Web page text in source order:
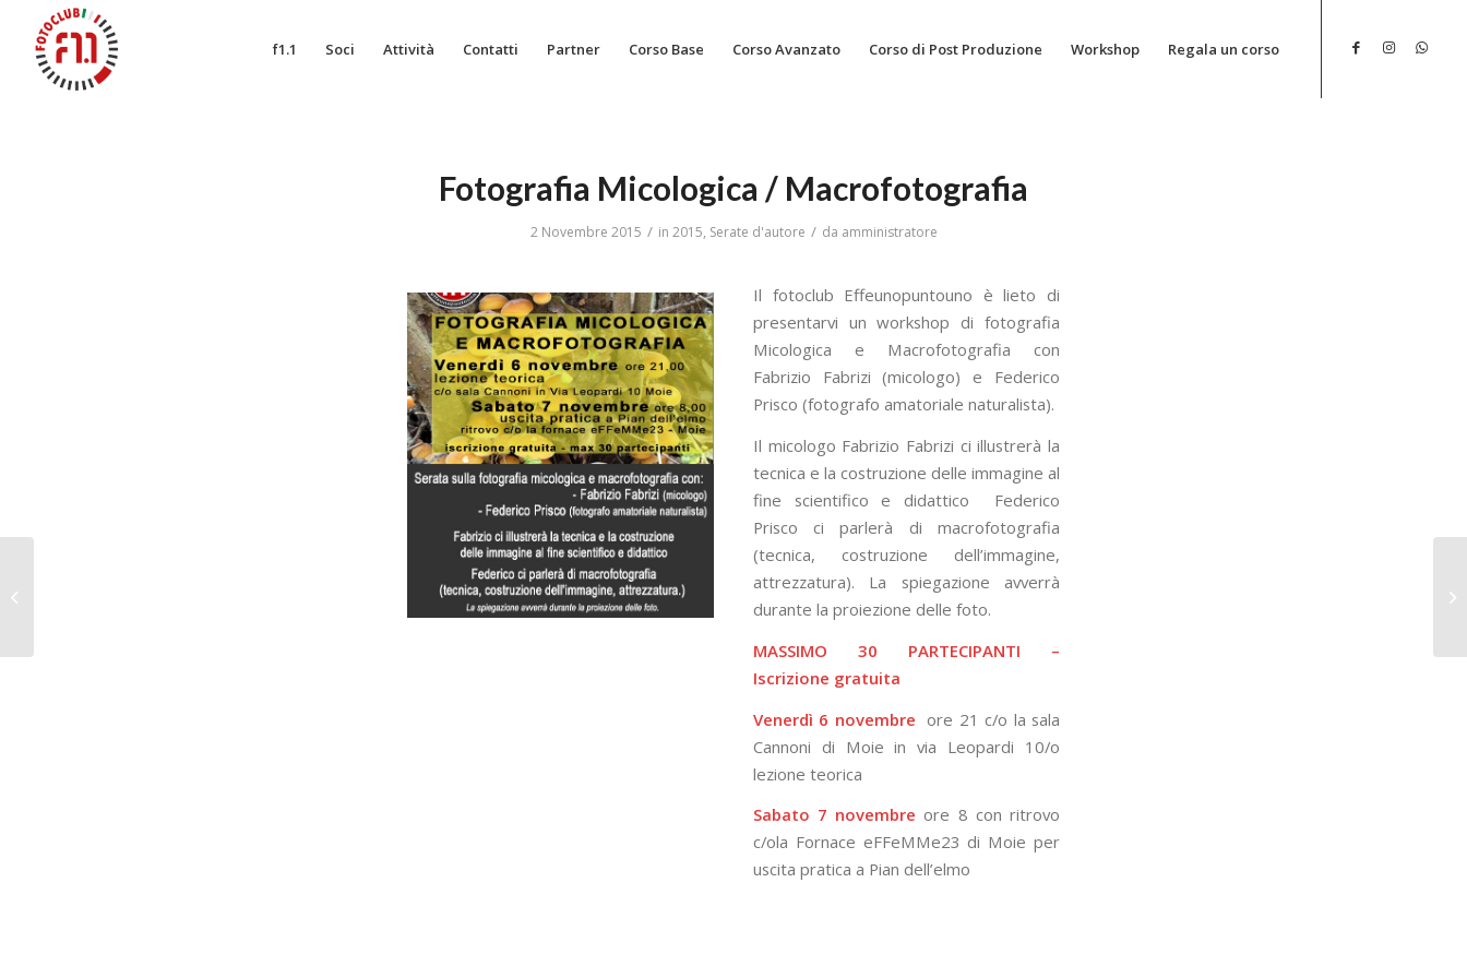
f1.1 Soci Attività Contatti Partner Corso Base Corso Avanzato Corso di Post Produzione Workshop Regala un corso
Fotografia Micologica / Macrofotografia
2 Novembre 2015 / in 2015, Serate d'autore / da amministratore
Il fotoclub Effeunopuntouno è lieto di
presentarvi un workshop di fotografia
Micologica e Macrofotografia con
Fabrizio Fabrizi (micologo) e Federico
Prisco (fotografo amatoriale naturalista).
Il micologo Fabrizio Fabrizi ci illustrerà la
tecnica e la costruzione delle immagine al
fine scientifico e didattico Federico
Prisco ci parlerà di macrofotografia
(tecnica, costruzione dell’immagine,
attrezzatura). La spiegazione avverrà
durante la proiezione delle foto.
MASSIMO 30 PARTECIPANTI –
Iscrizione gratuita
Venerdì 6 novembre ore 21 c/o la sala
Cannoni di Moie in via Leopardi 10/o
lezione teorica
Sabato 7 novembre ore 8 con ritrovo
c/ola Fornace eFFeMMe23 di Moie per
uscita pratica a Pian dell’elmo